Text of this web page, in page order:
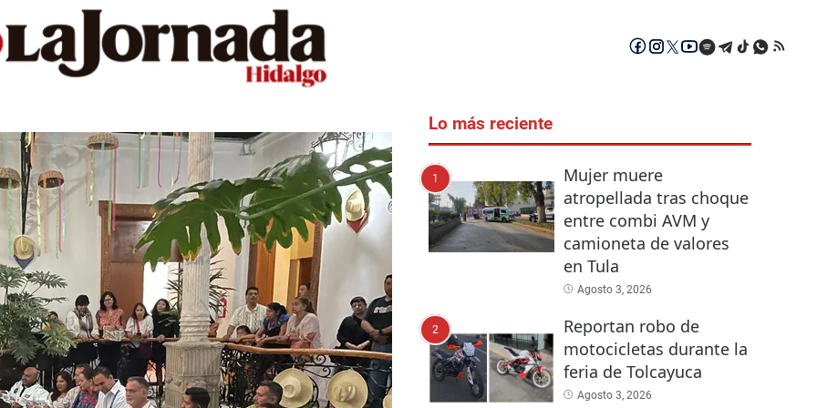
Lo más reciente
1
Mujer muere
atropellada tras choque
entre combi AVM y
camioneta de valores
en Tula
Agosto 3, 2026
2
Reportan robo de
motocicletas durante la
feria de Tolcayuca
Agosto 3, 2026